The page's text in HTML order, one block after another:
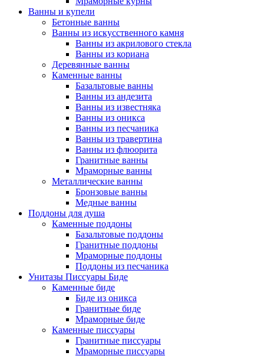
Ванны и купели
Бетонные ванны
Ванны из искусственного камня
Ванны из акрилового стекла
Ванны из кориана
Деревянные ванны
Каменные ванны
Базальтовые ванны
Ванны из андезита
Ванны из известняка
Ванны из оникса
Ванны из песчаника
Ванны из травертина
Ванны из флюорита
Гранитные ванны
Мраморные ванны
Металлические ванны
Бронзовые ванны
Медные ванны
Поддоны для душа
Каменные поддоны
Базальтовые поддоны
Гранитные поддоны
Мраморные поддоны
Поддоны из песчаника
Унитазы Писсуары Биде
Каменные биде
Биде из оникса
Гранитные биде
Мраморные биде
Каменные писсуары
Гранитные писсуары
Мраморные писсуары